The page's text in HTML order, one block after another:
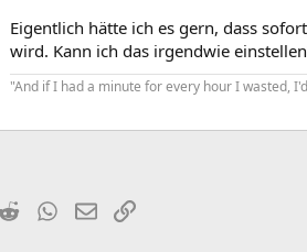
Eigentlich hätte ich es gern, dass
wird. Kann ich das irgendwie
"And if I had a minute for every hour I wasted,
RedditWhatsApp
E-MailLink